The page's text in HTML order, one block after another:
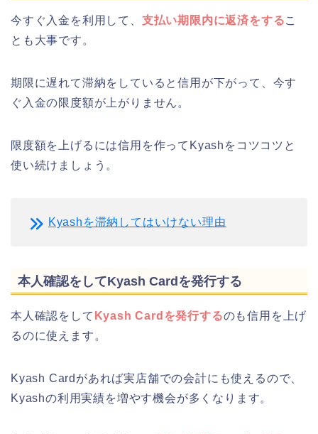
今すぐ入金を利用して、 支払い期限内に返済をするこ
とも大事です。
期限に遅れて滞納をしていると信用が下がって、今す
ぐ入金の限度額が上がりません。
限度額を上げるには信用を作ってKyashをコツコツと
使い続けましょう。
Kyashを滞納してはいけない理由
本人確認をしてKyash Cardを発行する
本人確認をして Kyash Cardを発行するのも信用を上げ
るのに使えます。
Kyash Cardがあれば実店舗での会計にも使えるので、
Kyashの利用実績を増やす機会が多くなります。